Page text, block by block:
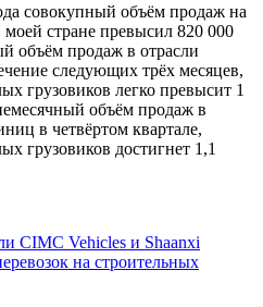
совокупный объём продаж на
стране превысил 820 000
объём продаж в отрасли
следующих трёх месяцев,
грузовиков легко превысит 1
объём продаж в
в четвёртом квартале,
грузовиков достигнет 1,1
CIMC Vehicles и Shaanxi
на строительных